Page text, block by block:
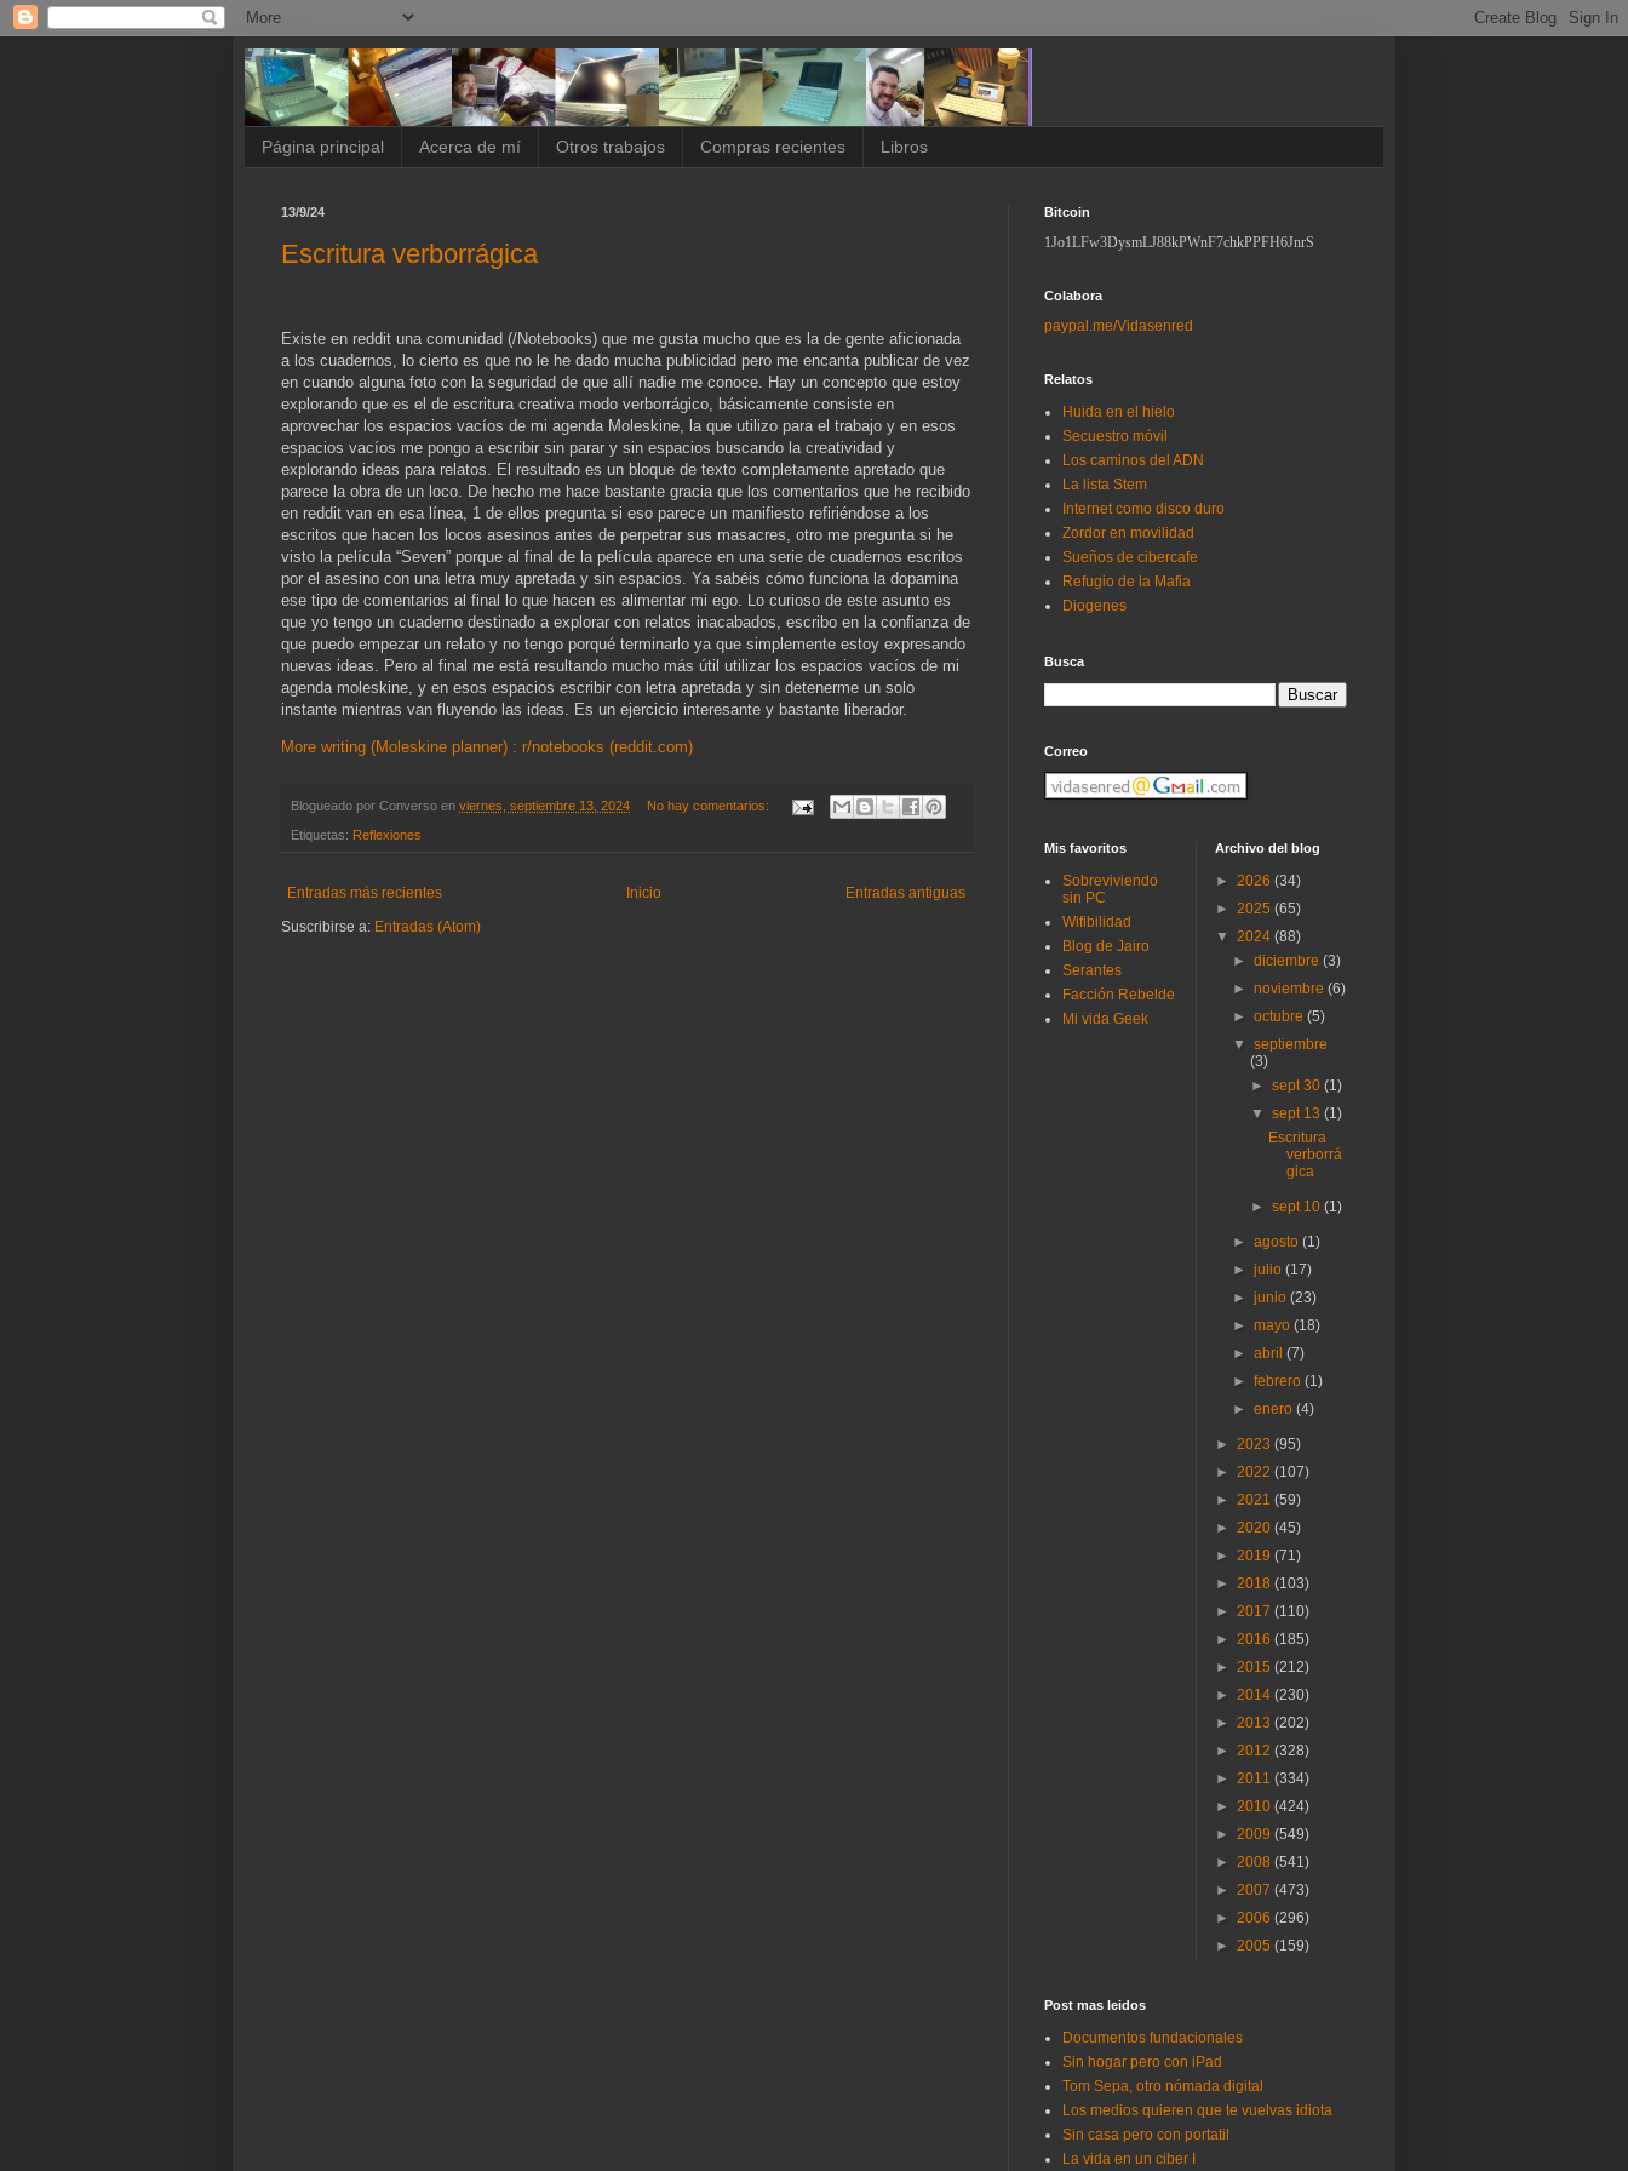
Página principal Acerca de mí Otros trabajos Compras recientes Libros
13/9/24
Escritura verborrágica
Existe en reddit una comunidad (/Notebooks) que me gusta mucho que es la de gente aficionada
a los cuadernos, lo cierto es que no le he dado mucha publicidad pero me encanta publicar de vez
en cuando alguna foto con la seguridad de que allí nadie me conoce. Hay un concepto que estoy
explorando que es el de escritura creativa modo verborrágico, básicamente consiste en
aprovechar los espacios vacíos de mi agenda Moleskine, la que utilizo para el trabajo y en esos
espacios vacíos me pongo a escribir sin parar y sin espacios buscando la creatividad y
explorando ideas para relatos. El resultado es un bloque de texto completamente apretado que
parece la obra de un loco. De hecho me hace bastante gracia que los comentarios que he recibido
en reddit van en esa línea, 1 de ellos pregunta si eso parece un manifiesto refiriéndose a los
escritos que hacen los locos asesinos antes de perpetrar sus masacres, otro me pregunta si he
visto la película “Seven” porque al final de la película aparece en una serie de cuadernos escritos
por el asesino con una letra muy apretada y sin espacios. Ya sabéis cómo funciona la dopamina
ese tipo de comentarios al final lo que hacen es alimentar mi ego. Lo curioso de este asunto es
que yo tengo un cuaderno destinado a explorar con relatos inacabados, escribo en la confianza de
que puedo empezar un relato y no tengo porqué terminarlo ya que simplemente estoy expresando
nuevas ideas. Pero al final me está resultando mucho más útil utilizar los espacios vacíos de mi
agenda moleskine, y en esos espacios escribir con letra apretada y sin detenerme un solo
instante mientras van fluyendo las ideas. Es un ejercicio interesante y bastante liberador.
More writing (Moleskine planner) : r/notebooks (reddit.com)
Blogueado por Converso en viernes, septiembre 13, 2024 No hay comentarios:
Etiquetas: Reflexiones
Entradas más recientes Entradas antiguas
Inicio
Suscribirse a: Entradas (Atom)
Bitcoin
1Jo1LFw3DysmLJ88kPWnF7chkPPFH6JnrS
Colabora
paypal.me/Vidasenred
Relatos
Huida en el hielo
Secuestro móvil
Los caminos del ADN
La lista Stem
Internet como disco duro
Zordor en movilidad
Sueños de cibercafe
Refugio de la Mafia
Diogenes
Busca
Correo
Mis favoritos
Sobreviviendo
sin PC
Wifibilidad
Blog de Jairo
Serantes
Facción Rebelde
Mi vida Geek
Archivo del blog
► 2026 (34)
► 2025 (65)
▼ 2024 (88)
►diciembre(3)
►noviembre(6)
►octubre(5)
▼septiembre
(3)
► sept 30 (1)
▼ sept 13 (1)
Escritura
verborrá
gica
► sept 10 (1)
►agosto(1)
►julio(17)
►junio(23)
►mayo(18)
►abril(7)
►febrero(1)
►enero(4)
► 2023 (95)
► 2022 (107)
► 2021 (59)
► 2020 (45)
► 2019 (71)
► 2018 (103)
► 2017 (110)
► 2016 (185)
► 2015 (212)
► 2014 (230)
► 2013 (202)
► 2012 (328)
► 2011 (334)
► 2010 (424)
► 2009 (549)
► 2008 (541)
► 2007 (473)
► 2006 (296)
► 2005 (159)
Post mas lei­dos
Documentos fundacionales
Sin hogar pero con iPad
Tom Sepa, otro nómada digital
Los medios quieren que te vuelvas idiota
Sin casa pero con portatil
La vida en un ciber I